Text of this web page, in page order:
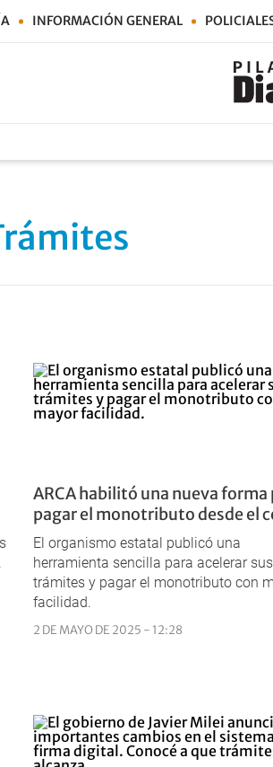
INFORMACIÓN GENERAL
ARCA habilitó una nueva forma
pagar el monotributo desde el
El organismo estatal publicó una
herramienta sencilla para acelerar sus
trámites y pagar el monotributo con
facilidad.
2 DE MAYO DE 2025 - 12:28